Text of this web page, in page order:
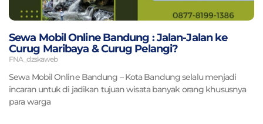
Sewa Mobil Online Bandung : Jalan-Jalan ke
Curug Maribaya & Curug Pelangi?
FNA_dzskaweb
Sewa Mobil Online Bandung – Kota Bandung selalu menjadi
incaran untuk di jadikan tujuan wisata banyak orang khususnya
para warga